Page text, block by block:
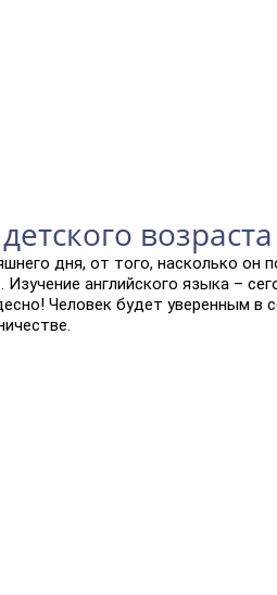
дня, от того, насколько
английского языка –
Человек будет уверенным